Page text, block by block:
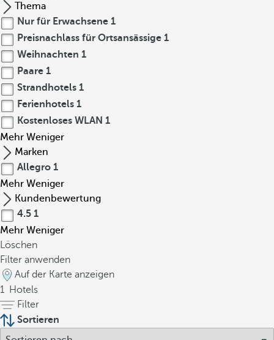
Thema
Nur für Erwachsene 1
Preisnachlass für Ortsansässige 1
Weihnachten 1
Paare 1
Strandhotels 1
Ferienhotels 1
Kostenloses WLAN 1
Mehr Weniger
Marken
Allegro 1
Mehr Weniger
Kundenbewertung
4.5 1
Mehr Weniger
Löschen
Filter anwenden
Auf der Karte anzeigen
1 Hotels
Filter
Sortieren